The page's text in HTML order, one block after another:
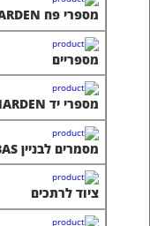
מספרי פח HARDEN
מספריים
מספרי יד HARDEN
מסמרים לבניין ASLANBAS
ציוד לרתכים